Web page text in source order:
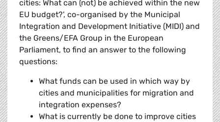
cities: What can (not) be achieved within the new
EU budget?', co-organised by the Municipal
Integration and Development Initiative (MIDI) and
the Greens/EFA Group in the European
Parliament, to find an answer to the following
questions:
What funds can be used in which way by
cities and municipalities for migration and
integration expenses?
What is currently be done to improve cities